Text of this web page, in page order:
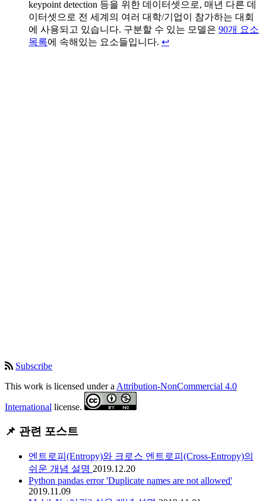
keypoint detection 등을 위한 데이터셋으로, 매년 다른 데
이터셋으로 전 세계의 여러 대학/기업이 참가하는 대회
에 사용되고 있습니다. 구분할 수 있는 모델은 90개 요소
목록에 속해있는 요소들입니다. ↩
Subscribe
This work is licensed under a Attribution-NonCommercial 4.0
International license.
📌 관련 포스트
엔트로피(Entropy)와 크로스 엔트로피(Cross-Entropy)의
쉬운 개념 설명 2019.12.20
Python pandas error 'Duplicate names are not allowed'
2019.11.09